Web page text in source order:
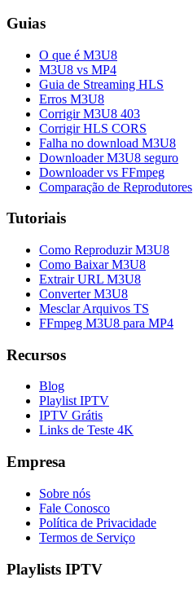
Guias
O que é M3U8
M3U8 vs MP4
Guia de Streaming HLS
Erros M3U8
Corrigir M3U8 403
Corrigir HLS CORS
Falha no download M3U8
Downloader M3U8 seguro
Downloader vs FFmpeg
Comparação de Reprodutores
Tutoriais
Como Reproduzir M3U8
Como Baixar M3U8
Extrair URL M3U8
Converter M3U8
Mesclar Arquivos TS
FFmpeg M3U8 para MP4
Recursos
Blog
Playlist IPTV
IPTV Grátis
Links de Teste 4K
Empresa
Sobre nós
Fale Conosco
Política de Privacidade
Termos de Serviço
Playlists IPTV